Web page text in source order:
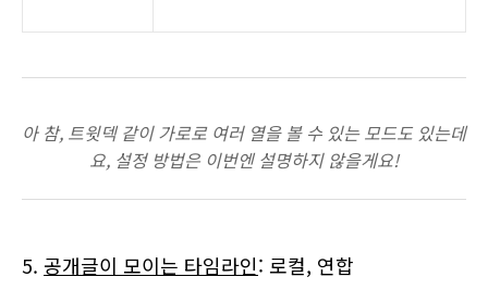
아 참, 트윗덱 같이 가로로 여러 열을 볼 수 있는 모드도 있는데
요, 설정 방법은 이번엔 설명하지 않을게요!
5. 공개글이 모이는 타임라인: 로컬, 연합